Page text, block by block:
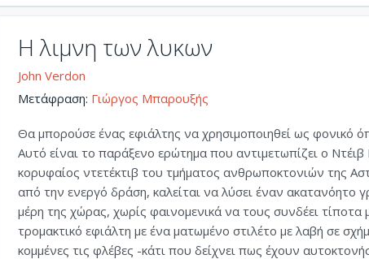
Η λιμνη των λυκων
John Verdon
Μετάφραση: Γιώργος Μπαρουξής
Θα μπορούσε ένας εφιάλτης να χρησιμοποιηθεί ως φονικό
Αυτό είναι το παράξενο ερώτημα που αντιμετωπίζει ο
κορυφαίος ντετέκτιβ του τμήματος ανθρωποκτονιών της
από την ενεργό δράση, καλείται να λύσει έναν ακατανόητο
μέρη της χώρας, χωρίς φαινομενικά να τους συνδέει
τρομακτικό εφιάλτη με ένα ματωμένο στιλέτο με λαβή σε
κομμένες τις φλέβες -κάτι που δείχνει πως έχουν